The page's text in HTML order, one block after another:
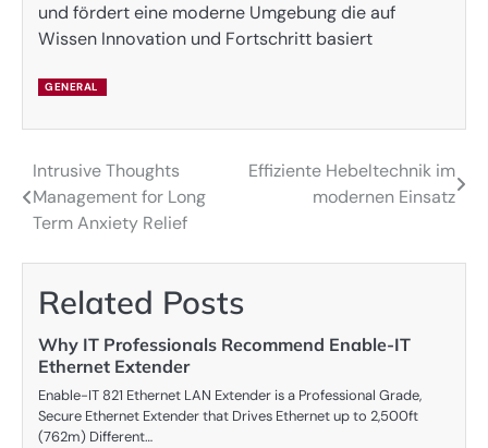
und fördert eine moderne Umgebung die auf
Wissen Innovation und Fortschritt basiert
GENERAL
Post
navigation
Intrusive Thoughts
Management for Long
Term Anxiety Relief
Effiziente Hebeltechnik im
modernen Einsatz
Related Posts
Why IT Professionals Recommend Enable-IT
Ethernet Extender
Enable-IT 821 Ethernet LAN Extender is a Professional Grade,
Secure Ethernet Extender that Drives Ethernet up to 2,500ft
(762m) Different…